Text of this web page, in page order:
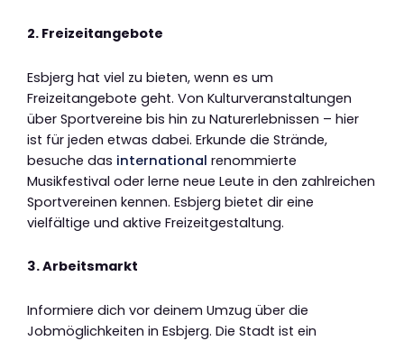
2. Freizeitangebote
Esbjerg hat viel zu bieten, wenn es um
Freizeitangebote geht. Von Kulturveranstaltungen
über Sportvereine bis hin zu Naturerlebnissen – hier
ist für jeden etwas dabei. Erkunde die Strände,
besuche das international renommierte
Musikfestival oder lerne neue Leute in den zahlreichen
Sportvereinen kennen. Esbjerg bietet dir eine
vielfältige und aktive Freizeitgestaltung.
3. Arbeitsmarkt
Informiere dich vor deinem Umzug über die
Jobmöglichkeiten in Esbjerg. Die Stadt ist ein